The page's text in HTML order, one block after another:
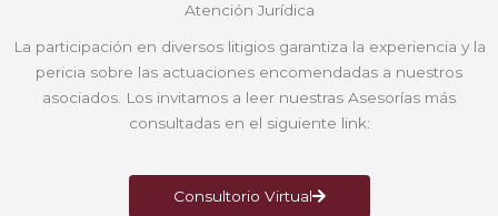
Atención Jurídica
La participación en diversos litigios garantiza la experiencia y la
pericia sobre las actuaciones encomendadas a nuestros
asociados. Los invitamos a leer nuestras Asesorías más
consultadas en el siguiente link:
Consultorio Virtual